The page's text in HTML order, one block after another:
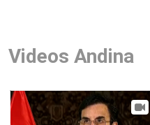
Videos Andina